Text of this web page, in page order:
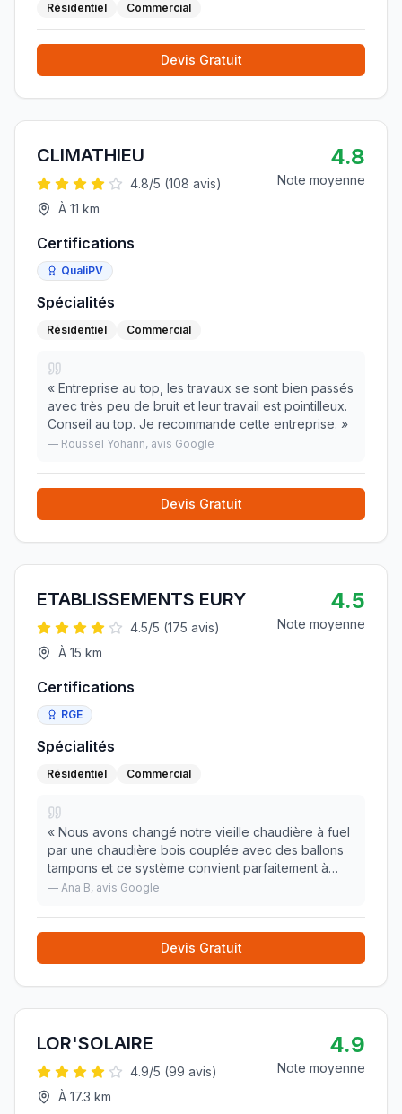
Résidentiel Commercial
Devis Gratuit
CLIMATHIEU
4.8/5 (108 avis)
À 11 km
4.8
Note moyenne
Certifications
QualiPV
Spécialités
Résidentiel Commercial
« Entreprise au top, les travaux se sont bien passés
avec très peu de bruit et leur travail est pointilleux.
Conseil au top. Je recommande cette entreprise. »
— Roussel Yohann, avis Google
Devis Gratuit
ETABLISSEMENTS EURY
4.5/5 (175 avis)
À 15 km
4.5
Note moyenne
Certifications
RGE
Spécialités
Résidentiel Commercial
« Nous avons changé notre vieille chaudière à fuel
par une chaudière bois couplée avec des ballons
tampons et ce système convient parfaitement à
notre maison. Les conseils de cette entreprise nous
— Ana B, avis Google
Devis Gratuit
LOR'SOLAIRE
4.9/5 (99 avis)
À 17.3 km
4.9
Note moyenne